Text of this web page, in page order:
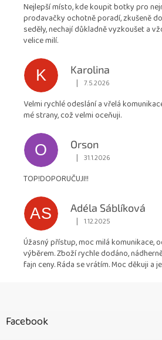
4,9
z
Nejlepší místo, kde koupit botky pro
prodavačky ochotně poradí, zkušeně
seděly, nechají důkladně vyzkoušet a
velice milí.
K
Karolina
Hodnocení obchodu je 5 z
| 7.5.2026
Velmi rychlé odeslání a vřelá
mé strany, což velmi oceňuji.
O
Orson
Hodnocení obchodu je 5 z
| 31.1.2026
TOP!DOPORUČUJI!!
AS
Adéla Sáblíková
Hodnocení obchodu je 5 z
| 1.12.2025
Úžasný přístup, moc milá komunikace,
výběrem. Zboží rychle dodáno,
fajn ceny. Ráda se vrátím. Moc děkuji a
Facebook